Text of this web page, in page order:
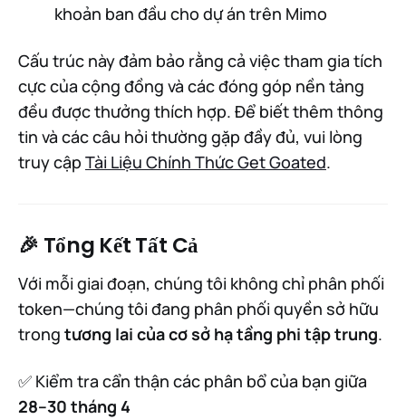
khoản ban đầu cho dự án trên Mimo
Cấu trúc này đảm bảo rằng cả việc tham gia tích
cực của cộng đồng và các đóng góp nền tảng
đều được thưởng thích hợp. Để biết thêm thông
tin và các câu hỏi thường gặp đầy đủ, vui lòng
truy cập Tài Liệu Chính Thức Get Goated.
🎉 Tổng Kết Tất Cả
Với mỗi giai đoạn, chúng tôi không chỉ phân phối
token—chúng tôi đang phân phối quyền sở hữu
trong tương lai của cơ sở hạ tầng phi tập trung.
✅ Kiểm tra cẩn thận các phân bổ của bạn giữa
28–30 tháng 4